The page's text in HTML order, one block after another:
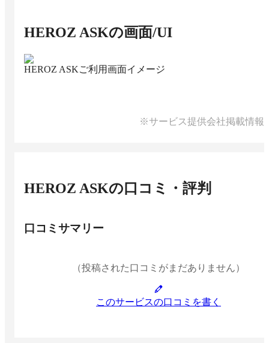
HEROZ ASKの画面/UI
HEROZ ASKご利用画面イメージ
※サービス提供会社掲載情報
HEROZ ASKの口コミ・評判
口コミサマリー
（投稿された口コミがまだありません）
このサービスの口コミを書く